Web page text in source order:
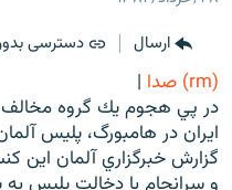
صفحه
جستجوبرنامه‌های رادیویی
فرکانس‌ها
پادکست
چندرسانه‌ای
گزارش‌های تصویری
گزارش‌های ویدئویی
زنان فردا
English
ارسال
دسترسی
(rm) صدا
|
در پي هجوم يك گروه
گزارش خبرگزاري آلمان اين